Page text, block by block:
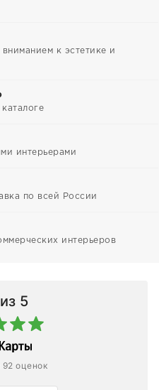
к эстетике и
интерьерами
по всей России
интерьеров
из 5
оценок